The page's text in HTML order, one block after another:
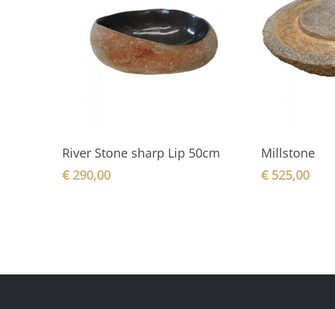
In den Warenkorb
River Stone sharp Lip 50cm
€290,00
Millstone
€525,00